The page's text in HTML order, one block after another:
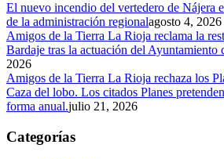
El nuevo incendio del vertedero de Nájera
de la administración regionalagosto 4, 2026
Amigos de la Tierra La Rioja reclama la
Bardaje tras la actuación del Ayuntamiento
2026
Amigos de la Tierra La Rioja rechaza los
Caza del lobo. Los citados Planes
forma anual.julio 21, 2026
Categorías